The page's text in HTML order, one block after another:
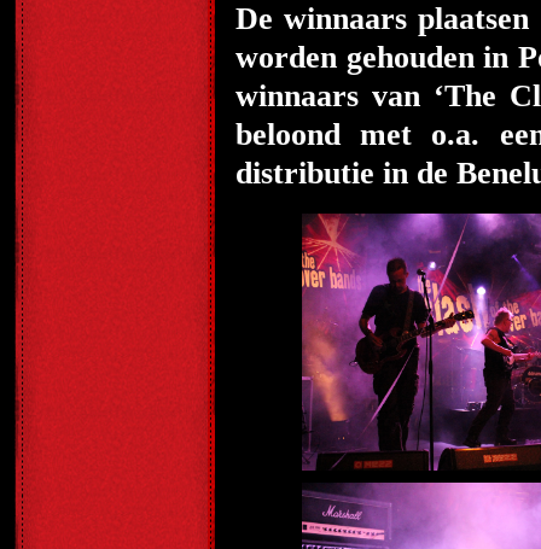
De winnaars
worden gehouden in
winnaars van ‘The
beloond met o.a.
distributie in de